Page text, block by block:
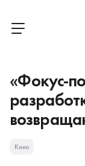
Кино